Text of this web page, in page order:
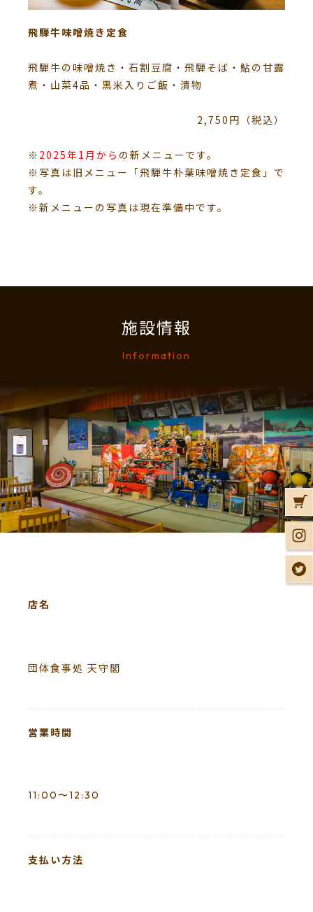
飛騨牛味噌焼き定食
飛騨牛の味噌焼き・石割豆腐・飛騨そば・鮎の甘露
煮・山菜4品・黒米入りご飯・漬物
2,750円（税込）
※ 2025年1月から の新メニューです。
※写真は旧メニュー「飛騨牛朴葉味噌焼き定食」で
す。
※新メニューの写真は現在準備中です。
施設情報
Information
店名
団体食事処 天守閣
営業時間
11:00〜12:30
支払い方法